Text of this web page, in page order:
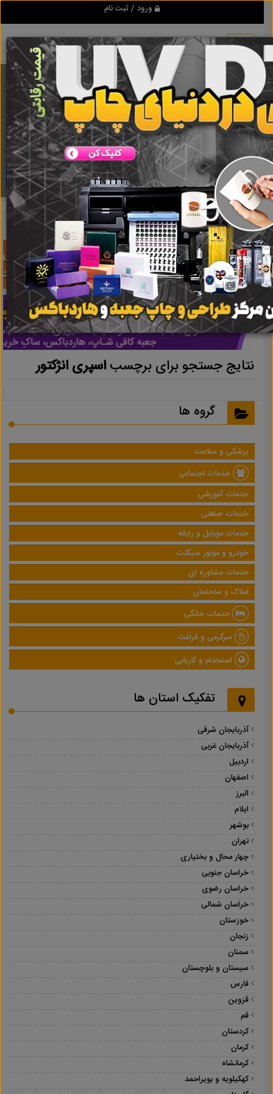
ورود / ثبت نام
برنامه اندروید تبلیغ شو
مرجع نیازمندیها و تبلیغات اینترنتی
دانلود
تبلیغ شو اسپری انژکتور نتایج جستجو برای برچسباسپری انژکتور
نتایج جستجو برای برچسباسپری انژکتور
گروه ها
پزشکی و سلامت
خدمات اجتماعی
خدمات آموزشی
خدمات صنعتی
خدمات موبایل و رایانه
خودرو و موتور سیکلت
خدمات مشاوره ای
املاک و ساختمان
خدمات خانگی
سرگرمی و فراغت
استخدام و کاریابی
تفکیک استان ها
آذربایجان شرقی
آذربایجان غربی
اردبیل
اصفهان
البرز
ایلام
بوشهر
تهران
چهار محال و بختیاری
خراسان جنوبی
خراسان رضوی
خراسان شمالی
خوزستان
زنجان
سمنان
سیستان و بلوچستان
فارس
قزوین
قم
کردستان
کرمان
کرمانشاه
کهکیلویه و بویراحمد